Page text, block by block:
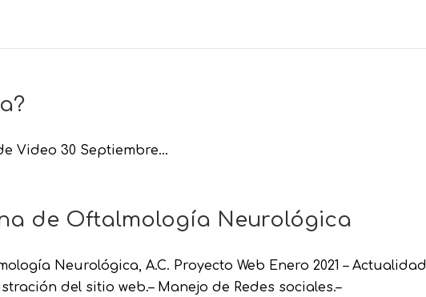
Video 30 Septiembre...
de Oftalmología Neurológica
Neurológica, A.C. Proyecto Web Enero 2021 – Actualidad
del sitio web.– Manejo de Redes sociales.–